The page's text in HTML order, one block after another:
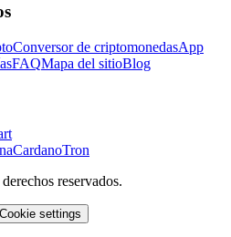
Conversor de criptomonedasApp
FAQMapa del sitioBlog
CardanoTron
reservados.
Cookie settings